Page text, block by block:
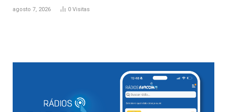
agosto 7, 2026 0 Visitas